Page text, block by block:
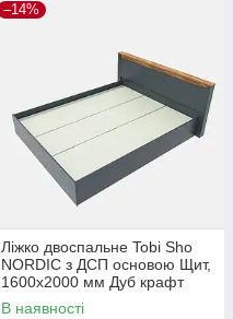
–14%
Ліжко двоспальне Tobi Sho
NORDIC з ДСП основою Щит,
1600х2000 мм Дуб крафт
золотий/графіт
В наявності